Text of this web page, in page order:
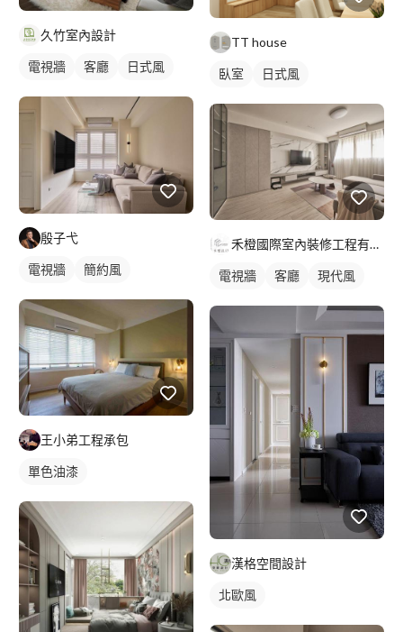
久竹室內設計
電視牆 客廳 日式風
殷子弋
電視牆 簡約風
王小弟工程承包
單色油漆
TT house
臥室 日式風
禾橙國際室內裝修工程有限公司
電視牆 客廳 現代風
漢格空間設計
北歐風